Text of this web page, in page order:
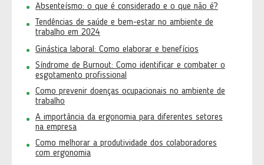
Absenteísmo: o que é considerado e o que não é?
Tendências de saúde e bem-estar no ambiente de
trabalho em 2024
Ginástica laboral: Como elaborar e benefícios
Síndrome de Burnout: Como identificar e combater o
esgotamento profissional
Como prevenir doenças ocupacionais no ambiente de
trabalho
A importância da ergonomia para diferentes setores
na empresa
Como melhorar a produtividade dos colaboradores
com ergonomia